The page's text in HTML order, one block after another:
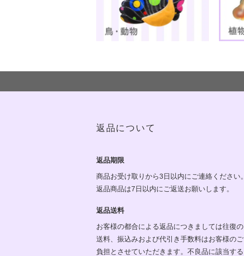
返品について
返品期限
商品お受け取りから3日以内にご連絡ください。
返品商品は7日以内にご返送お願いします。
返品送料
お客様の都合による返品につきましては往復の
送料、振込みおよび代引き手数料はお客様のご
負担とさせていただきます。不良品に該当する